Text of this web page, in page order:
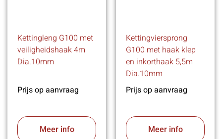
Kettingleng G100 met
veiligheidshaak 4m
Dia.10mm
Prijs op aanvraag
Meer info
Kettingviersprong
G100 met haak klep
en inkorthaak 5,5m
Dia.10mm
Prijs op aanvraag
Meer info